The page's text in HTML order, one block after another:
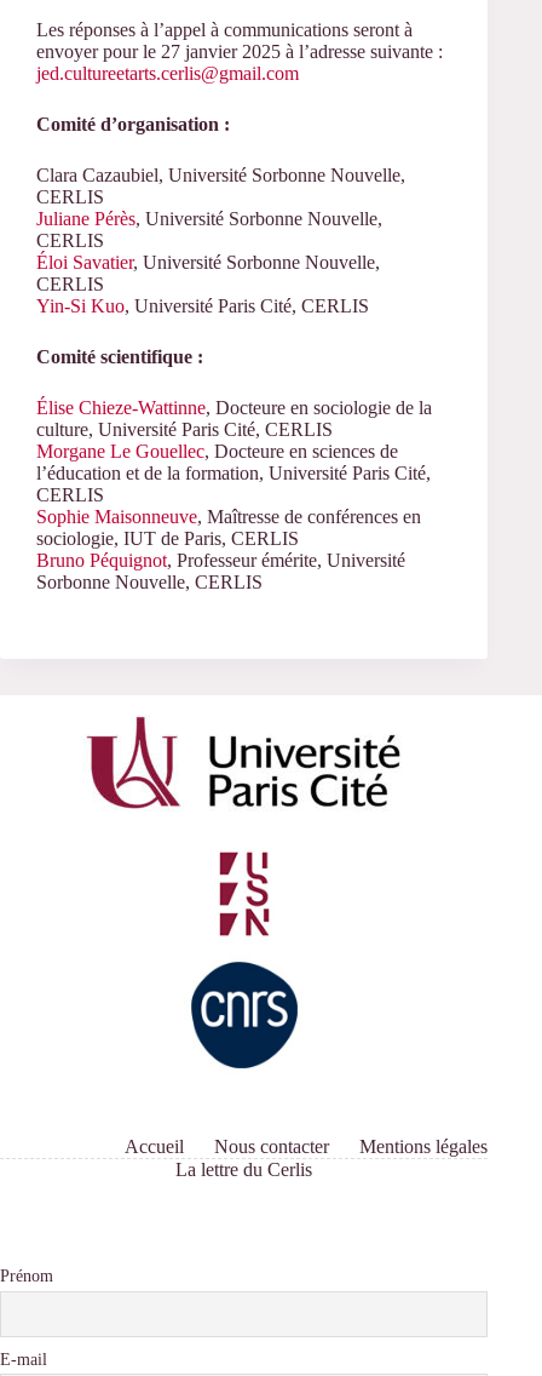
Les réponses à l’appel à communications seront à
envoyer pour le 27 janvier 2025 à l’adresse suivante :
jed.cultureetarts.cerlis@gmail.com
Comité d’organisation :
Clara Cazaubiel, Université Sorbonne Nouvelle,
CERLIS
Juliane Pérès, Université Sorbonne Nouvelle,
CERLIS
Éloi Savatier, Université Sorbonne Nouvelle,
CERLIS
Yin-Si Kuo, Université Paris Cité, CERLIS
Comité scientifique :
Élise Chieze-Wattinne, Docteure en sociologie de la
culture, Université Paris Cité, CERLIS
Morgane Le Gouellec, Docteure en sciences de
l’éducation et de la formation, Université Paris Cité,
CERLIS
Sophie Maisonneuve, Maîtresse de conférences en
sociologie, IUT de Paris, CERLIS
Bruno Péquignot, Professeur émérite, Université
Sorbonne Nouvelle, CERLIS
Accueil Nous contacter
Mentions légales
La lettre du Cerlis
Prénom
E-mail